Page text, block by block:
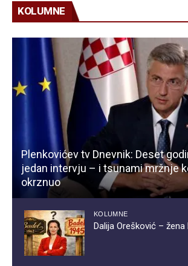
KOLUMNE
Plenkovićev tv Dnevnik: Deset
jedan intervju – i tsunami mržnje
okrznuo
KOLUMNE
Dalija Orešković –